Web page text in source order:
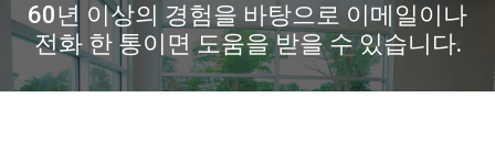
60년 이상의 경험을 바탕으로 이메일이나
전화 한 통이면 도움을 받을 수 있습니다.